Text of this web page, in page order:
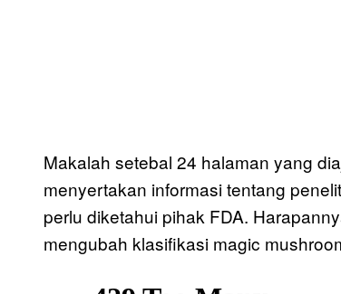
Makalah setebal 24 halaman yang
menyertakan informasi tentang
perlu diketahui pihak FDA.
mengubah klasifikasi magic